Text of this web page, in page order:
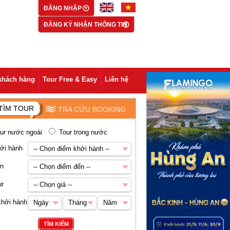
ĐĂNG NHẬP
ĐĂNG KÝ NHẬN THÔNG TIN
hàng Tour Free & Easy Liên hệ
TOUR TRA CỨU BOOKING
nước ngoài Tour trong nước
hành
-- Chọn điểm khởi hành --
-- Chọn điểm khởi hành --
Hà Nội
-- Chọn điểm đến --
-- Chọn điểm đến --
Châu Á
Abu Dhabi
Ai Cập
-- Chọn giá --
-- Chọn giá --
hành
Ngày
Ngày
Tháng
Tháng
Năm
TÌM KIẾM